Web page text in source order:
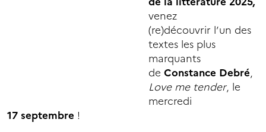
venez
(re)découvrir l’un des
textes les plus
marquants
de Constance Debré,
Love me tender, le
mercredi
17 septembre !